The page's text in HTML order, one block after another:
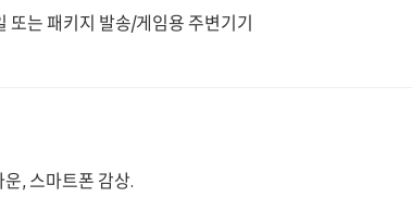
또는 패키지 발송/게임용 주변기기
, 스마트폰 감상.